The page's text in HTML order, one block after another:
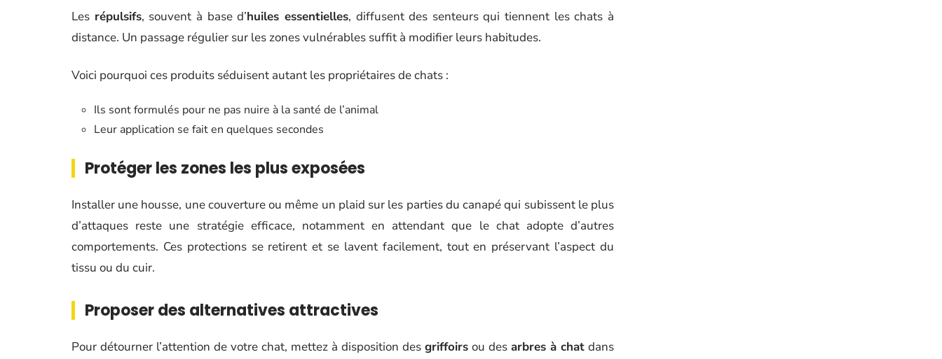
Les répulsifs, souvent à base d’huiles essentielles, diffusent des senteurs qui tiennent les chats à
distance. Un passage régulier sur les zones vulnérables suffit à modifier leurs habitudes.
Voici pourquoi ces produits séduisent autant les propriétaires de chats :
Ils sont formulés pour ne pas nuire à la santé de l’animal
Leur application se fait en quelques secondes
Protéger les zones les plus exposées
Installer une housse, une couverture ou même un plaid sur les parties du canapé qui subissent le plus
d’attaques reste une stratégie efficace, notamment en attendant que le chat adopte d’autres
comportements. Ces protections se retirent et se lavent facilement, tout en préservant l’aspect du
tissu ou du cuir.
Proposer des alternatives attractives
Pour détourner l’attention de votre chat, mettez à disposition des griffoirs ou des arbres à chat dans